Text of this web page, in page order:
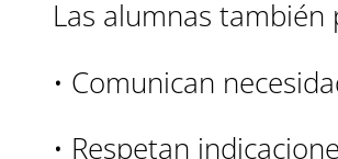
Las alumnas
• Comunican
• Respetan